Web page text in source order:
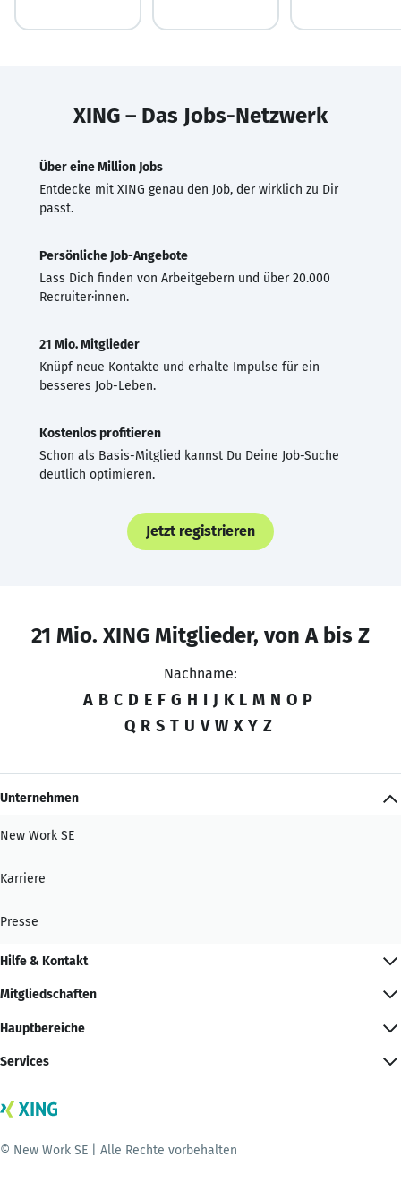
XING – Das Jobs-Netzwerk
Über eine Million Jobs
Entdecke mit XING genau den Job, der wirklich zu Dir
passt.
Persönliche Job-Angebote
Lass Dich finden von Arbeitgebern und über 20.000
Recruiter·innen.
21 Mio. Mitglieder
Knüpf neue Kontakte und erhalte Impulse für ein
besseres Job-Leben.
Kostenlos profitieren
Schon als Basis-Mitglied kannst Du Deine Job-Suche
deutlich optimieren.
Jetzt registrieren
21 Mio. XING Mitglieder, von A bis Z
Nachname:
A B C D E F G H I J K L M N O P
Q R S T U V W X Y Z
Unternehmen
New Work SE
Karriere
Presse
Hilfe & Kontakt
Mitgliedschaften
Hauptbereiche
Services
© New Work SE | Alle Rechte vorbehalten